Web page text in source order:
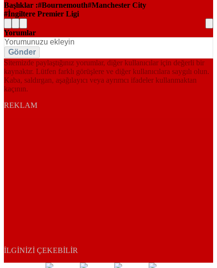
Başlıklar : Bournemouth Manchester City
İngiltere Premier Ligi
Yorumlar
Gönder
Sitemizde paylaştığınız yorumlar, diğer kullanıcılar için değerli bir
kaynaktır. Lütfen farklı görüşlere ve diğer kullanıcılara saygılı olun.
Kaba, saldırgan, aşağılayıcı veya ayrımcı ifadeler kullanmaktan
kaçının.
REKLAM
İLGINIZI ÇEKEBILIR